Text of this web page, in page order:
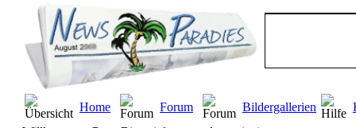
Home Forum Bildergallerien